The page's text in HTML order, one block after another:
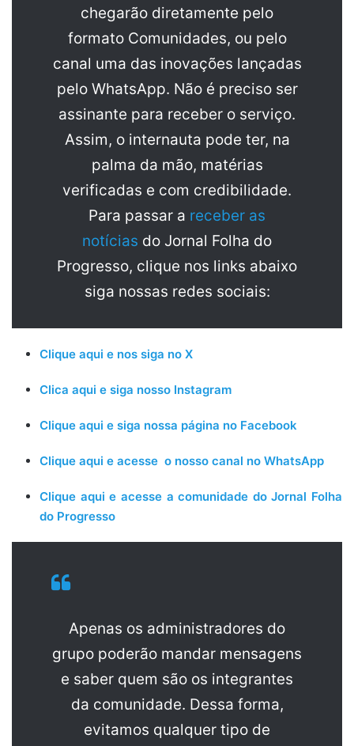
chegarão diretamente pelo
formato Comunidades, ou pelo
canal uma das inovações lançadas
pelo WhatsApp. Não é preciso ser
assinante para receber o serviço.
Assim, o internauta pode ter, na
palma da mão, matérias
verificadas e com credibilidade.
Para passar a receber as
notícias do Jornal Folha do
Progresso, clique nos links abaixo
siga nossas redes sociais:
Clique aqui e nos siga no X
Clica aqui e siga nosso Instagram
Clique aqui e siga nossa página no Facebook
Clique aqui e acesse o nosso canal no WhatsApp
Clique aqui e acesse a comunidade do Jornal Folha
do Progresso
Apenas os administradores do
grupo poderão mandar mensagens
e saber quem são os integrantes
da comunidade. Dessa forma,
evitamos qualquer tipo de